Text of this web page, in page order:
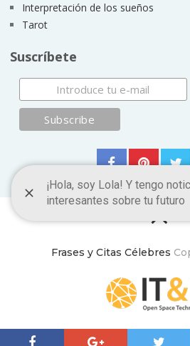
Interpretación de los sueños
Tarot
Suscríbete
Frases y Citas Célebres
ItyIs Siglo XXI| Euroresidentes